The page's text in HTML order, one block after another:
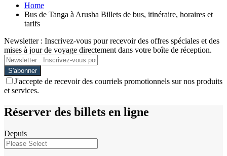
Home
Bus de Tanga à Arusha Billets de bus, itinéraire, horaires et
tarifs
Newsletter : Inscrivez-vous pour recevoir des offres spéciales et des
mises à jour de voyage directement dans votre boîte de réception.
J'accepte de recevoir des courriels promotionnels sur nos produits
et services.
Réserver des billets en ligne
Depuis